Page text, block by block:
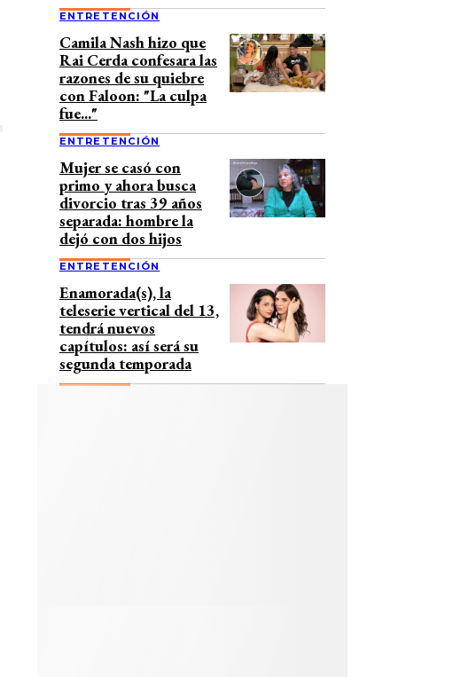
ENTRETENCIÓN
Camila Nash hizo que
Rai Cerda confesara las
razones de su quiebre
con Faloon: "La culpa
fue..."
ENTRETENCIÓN
Mujer se casó con
primo y ahora busca
divorcio tras 39 años
separada: hombre la
dejó con dos hijos
ENTRETENCIÓN
Enamorada(s), la
teleserie vertical del 13,
tendrá nuevos
capítulos: así será su
segunda temporada